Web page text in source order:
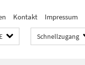
Kontakt Impressum
Schnellzugang